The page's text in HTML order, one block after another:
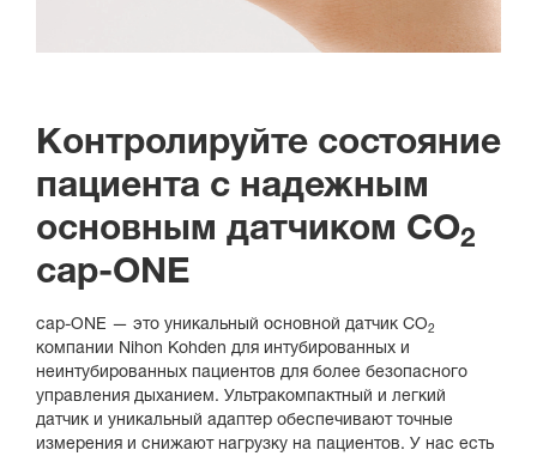
Контролируйте состояние
пациента с надежным
основным датчиком CO2
cap-ONE
cap-ONE — это уникальный основной датчик CO2
компании Nihon Kohden для интубированных и
неинтубированных пациентов для более безопасного
управления дыханием. Ультракомпактный и легкий
датчик и уникальный адаптер обеспечивают точные
измерения и снижают нагрузку на пациентов. У нас есть